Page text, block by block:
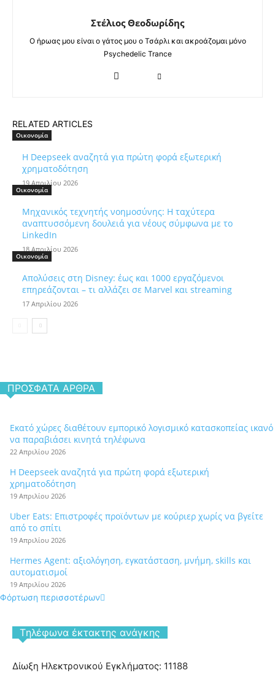
Στέλιος Θεοδωρίδης
Ο ήρωας μου είναι ο γάτος μου ο Τσάρλι και ακροάζομαι μόνο
Psychedelic Trance
RELATED ARTICLES
Οικονομία
Η Deepseek αναζητά για πρώτη φορά εξωτερική
χρηματοδότηση
19 Απριλίου 2026
Οικονομία
Μηχανικός τεχνητής νοημοσύνης: Η ταχύτερα
αναπτυσσόμενη δουλειά για νέους σύμφωνα με το
LinkedIn
18 Απριλίου 2026
Οικονομία
Απολύσεις στη Disney: έως και 1000 εργαζόμενοι
επηρεάζονται – τι αλλάζει σε Marvel και streaming
17 Απριλίου 2026
ΠΡΌΣΦΑΤΑ ΆΡΘΡΑ
Εκατό χώρες διαθέτουν εμπορικό λογισμικό κατασκοπείας ικανό
να παραβιάσει κινητά τηλέφωνα
22 Απριλίου 2026
Η Deepseek αναζητά για πρώτη φορά εξωτερική
χρηματοδότηση
19 Απριλίου 2026
Uber Eats: Επιστροφές προϊόντων με κούριερ χωρίς να βγείτε
από το σπίτι
19 Απριλίου 2026
Hermes Agent: αξιολόγηση, εγκατάσταση, μνήμη, skills και
αυτοματισμοί
19 Απριλίου 2026
Φόρτωση περισσοτέρων
Tηλέφωνα έκτακτης ανάγκης
Δίωξη Ηλεκτρονικού Εγκλήματος: 11188